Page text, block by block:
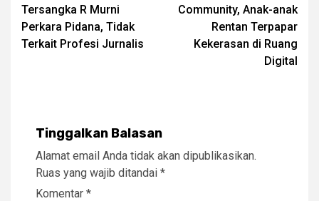
Tersangka R Murni
Perkara Pidana, Tidak
Terkait Profesi Jurnalis
Community, Anak-anak
Rentan Terpapar
Kekerasan di Ruang
Digital
Tinggalkan Balasan
Alamat email Anda tidak akan dipublikasikan.
Ruas yang wajib ditandai *
Komentar *